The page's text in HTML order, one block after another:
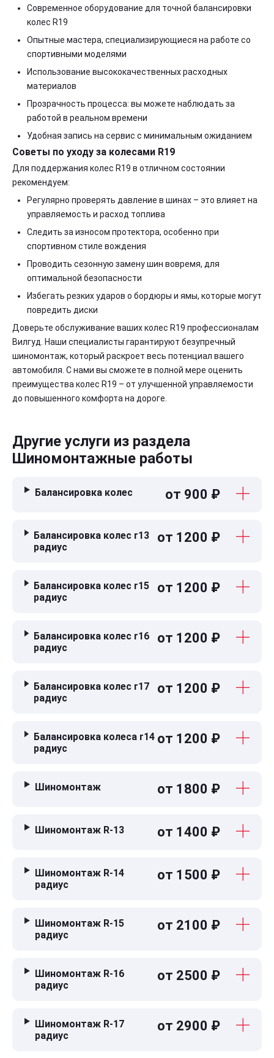
Современное оборудование для точной балансировки
колес R19
Опытные мастера, специализирующиеся на работе со
спортивными моделями
Использование высококачественных расходных
материалов
Прозрачность процесса: вы можете наблюдать за
работой в реальном времени
Удобная запись на сервис с минимальным ожиданием
Советы по уходу за колесами R19
Для поддержания колес R19 в отличном состоянии
рекомендуем:
Регулярно проверять давление в шинах – это влияет на
управляемость и расход топлива
Следить за износом протектора, особенно при
спортивном стиле вождения
Проводить сезонную замену шин вовремя, для
оптимальной безопасности
Избегать резких ударов о бордюры и ямы, которые могут
повредить диски
Доверьте обслуживание ваших колес R19 профессионалам
Вилгуд. Наши специалисты гарантируют безупречный
шиномонтаж, который раскроет весь потенциал вашего
автомобиля. С нами вы сможете в полной мере оценить
преимущества колес R19 – от улучшенной управляемости
до повышенного комфорта на дороге.
Другие услуги из раздела
Шиномонтажные работы
Балансировка колес от 900 ₽
Балансировка колес r13
радиус
от 1200 ₽
Балансировка колес r15
радиус
от 1200 ₽
Балансировка колес r16
радиус
от 1200 ₽
Балансировка колес r17
радиус
от 1200 ₽
Балансировка колеса r14
радиус
от 1200 ₽
Шиномонтаж от 1800 ₽
Шиномонтаж R-13 от 1400 ₽
Шиномонтаж R-14
радиус
от 1500 ₽
Шиномонтаж R-15
радиус
от 2100 ₽
Шиномонтаж R-16
радиус
от 2500 ₽
Шиномонтаж R-17
радиус
от 2900 ₽